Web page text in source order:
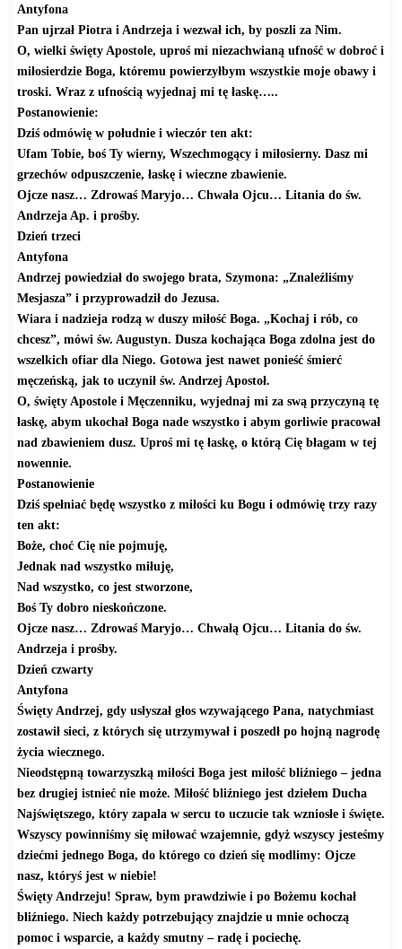
Antyfona
Pan ujrzał Piotra i Andrzeja i wezwał ich, by poszli za Nim.
O, wielki święty Apostole, uproś mi niezachwianą ufność w dobroć i
miłosierdzie Boga, któremu powierzyłbym wszystkie moje obawy i
troski. Wraz z ufnością wyjednaj mi tę łaskę…..
Postanowienie:
Dziś odmówię w południe i wieczór ten akt:
Ufam Tobie, boś Ty wierny, Wszechmogący i miłosierny. Dasz mi
grzechów odpuszczenie, łaskę i wieczne zbawienie.
Ojcze nasz… Zdrowaś Maryjo… Chwała Ojcu… Litania do św.
Andrzeja Ap. i prośby.
Dzień trzeci
Antyfona
Andrzej powiedział do swojego brata, Szymona: „Znaleźliśmy
Mesjasza” i przyprowadził do Jezusa.
Wiara i nadzieja rodzą w duszy miłość Boga. „Kochaj i rób, co
chcesz”, mówi św. Augustyn. Dusza kochająca Boga zdolna jest do
wszelkich ofiar dla Niego. Gotowa jest nawet ponieść śmierć
męczeńską, jak to uczynił św. Andrzej Apostoł.
O, święty Apostole i Męczenniku, wyjednaj mi za swą przyczyną tę
łaskę, abym ukochał Boga nade wszystko i abym gorliwie pracował
nad zbawieniem dusz. Uproś mi tę łaskę, o którą Cię błagam w tej
nowennie.
Postanowienie
Dziś spełniać będę wszystko z miłości ku Bogu i odmówię trzy razy
ten akt:
Boże, choć Cię nie pojmuję,
Jednak nad wszystko miłuję,
Nad wszystko, co jest stworzone,
Boś Ty dobro nieskończone.
Ojcze nasz… Zdrowaś Maryjo… Chwałą Ojcu… Litania do św.
Andrzeja i prośby.
Dzień czwarty
Antyfona
Święty Andrzej, gdy usłyszał głos wzywającego Pana, natychmiast
zostawił sieci, z których się utrzymywał i poszedł po hojną nagrodę
życia wiecznego.
Nieodstępną towarzyszką miłości Boga jest miłość bliźniego – jedna
bez drugiej istnieć nie może. Miłość bliźniego jest dziełem Ducha
Najświętszego, który zapala w sercu to uczucie tak wzniosłe i święte.
Wszyscy powinniśmy się miłować wzajemnie, gdyż wszyscy jesteśmy
dziećmi jednego Boga, do którego co dzień się modlimy: Ojcze
nasz, któryś jest w niebie!
Święty Andrzeju! Spraw, bym prawdziwie i po Bożemu kochał
bliźniego. Niech każdy potrzebujący znajdzie u mnie ochoczą
pomoc i wsparcie, a każdy smutny – radę i pociechę.